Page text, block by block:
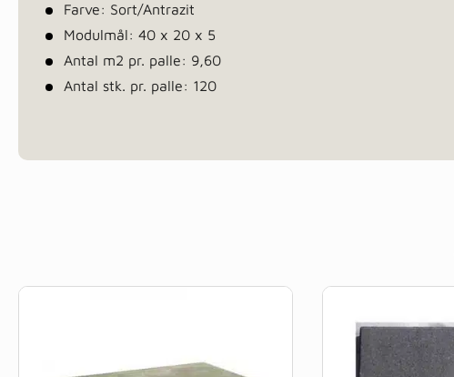
Farve: Sort/Antrazit
Modulmål: 40 x 20 x 5
Antal m2 pr. palle: 9,60
Antal stk. pr. palle: 120